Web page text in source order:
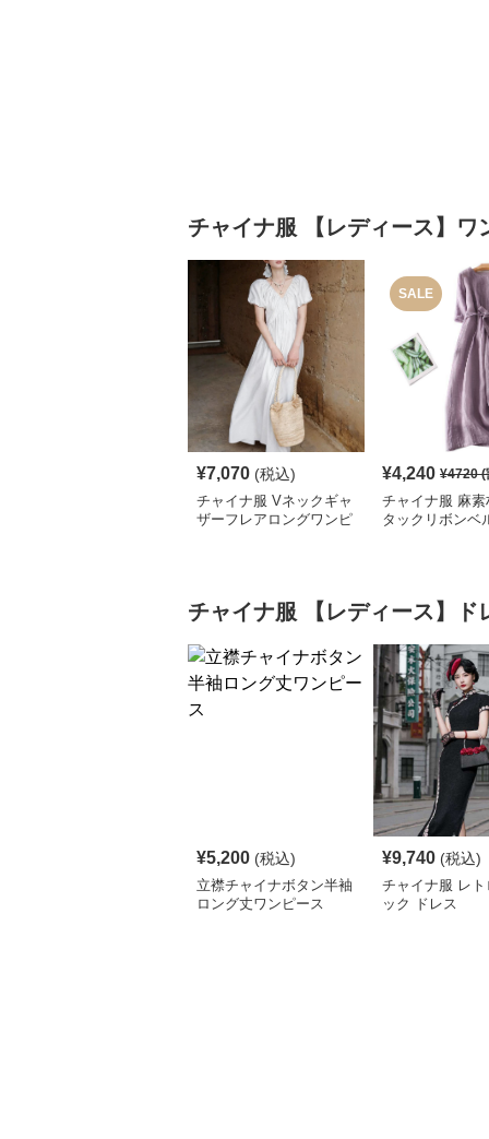
チャイナ服 【レディース】ワ
¥7,070 (税込)
チャイナ服 Vネックギャ
ザーフレアロングワンピ
SALE
¥4,240 ¥4720(
チャイナ服 麻素
タックリボンベ
チャイナ服 【レディース】ド
¥5,200 (税込)
立襟チャイナボタン半袖
ロング丈ワンピース
¥9,740 (税込)
チャイナ服 レ
ック ドレス